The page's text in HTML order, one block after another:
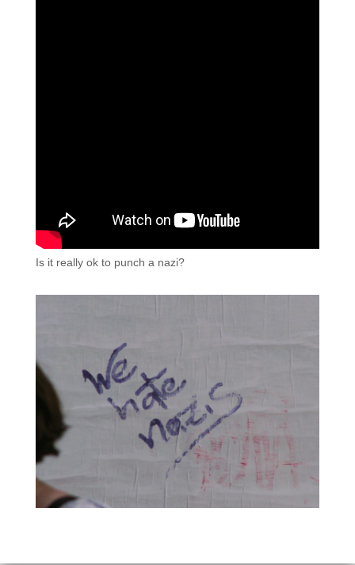
Is it really ok to punch a nazi?